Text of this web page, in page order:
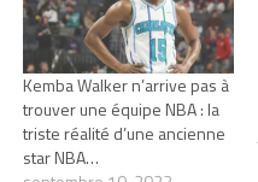
Kemba Walker n’arrive pas à
trouver une équipe NBA : la
triste réalité d’une ancienne
star NBA…